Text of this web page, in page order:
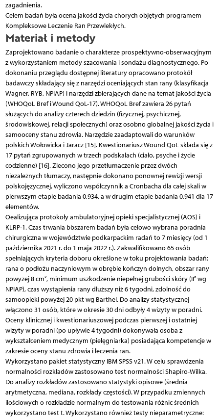
zagadnienia.
Celem badań była ocena jakości życia chorych objętych programem
Kompleksowe Leczenie Ran Przewlekłych.
Materiał i metody
Zaprojektowano badanie o charakterze prospektywno-obserwacyjnym
z wykorzystaniem metody szacowania i sondażu diagnostycznego. Po
dokonaniu przeglądu dostępnej literatury opracowano protokół
badawczy składający się z narzędzi oceniających stan rany (klasyfikacja
Wagner, RYB, NPIAP) i narzędzi zbierających dane na temat jakości życia
(WHOQoL Bref i Wound QoL-17). WHOQoL Bref zawiera 26 pytań
służących do analizy czterech dziedzin (fizycznej, psychicznej,
środowiskowej, relacji społecznych) oraz osobno globalnej jakości życia i
samooceny stanu zdrowia. Narzędzie zaadaptowali do warunków
polskich Wołowicka i Jaracz [15]. Kwestionariusz Wound QoL składa się z
17 pytań zgrupowanych w trzech podskalach (ciało, psyche i życie
codzienne) [16]. Zlecono jego przetłumaczenie przez dwóch
niezależnych tłumaczy, następnie dokonano ponownej rewizji wersji
polskojęzycznej, wyliczono współczynnik a Cronbacha dla całej skali w
pierwszym etapie badania 0,934, a w drugim etapie badania 0,941 dla 17
elementów.
Oealizująca protokoły ambulatoryjnej opieki specjalistycznej (AOS) i
KLRP-1. Czas trwania bbszarem badań była celowo wybrana poradnia
chirurgiczna w województwie podkarpackim radań to 7 miesięcy (od 1
października 2021 r. do 1 maja 2022 r.). Zakwalifikowano 65 osób
spełniających kryteria doboru określone w toku projektowania badań:
rana o podłożu naczyniowym w obrębie kończyn dolnych, obszar rany
powyżej 8 cm², minimum uszkodzenie niepełnej grubości skóry (II° wg
NPIAP), czas wystąpienia rany dłuższy niż 6 tygodni, zdolność do
samoopieki powyżej 20 pkt wg Barthel. Do analizy statystycznej
włączono 31 osób, które w okresie 30 dni odbyły 4 wizyty w poradni.
Oceny klinicznej i kwestionariuszowej podczas pierwszej i ostatniej
wizyty w poradni (po upływie 4 tygodni) dokonywała osoba z
wykształceniem medycznym (pielęgniarka) posiadająca kompetencje w
zakresie oceny stanu zdrowia i leczenia ran.
Wykorzystano pakiet statystyczny IBM SPSS v21. W celu sprawdzenia
normalności rozkładów zastosowano test normalności Shapiro-Wilka.
Do analizy rozkładów zastosowano statystyki opisowe (średnia
arytmetyczna, mediana, rozkłady częstości). W przypadku zmiennych
ilościowych o rozkładzie normalnym do testowania różnic średnich
wykorzystano test t. Wykorzystano również testy nieparametryczne: